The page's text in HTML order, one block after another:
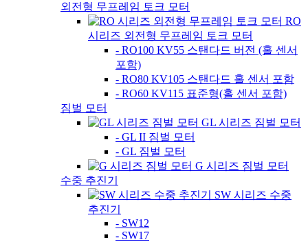
외전형 무프레임 토크 모터
RO
시리즈 외전형 무프레임 토크 모터
- RO100 KV55 스탠다드 버전 (홀 센서
포함)
- RO80 KV105 스탠다드 홀 센서 포함
- RO60 KV115 표준형(홀 센서 포함)
짐벌 모터
GL 시리즈 짐벌 모터
- GL II 짐벌 모터
- GL 짐벌 모터
G 시리즈 짐벌 모터
수중 추진기
SW 시리즈 수중
추진기
- SW12
- SW17